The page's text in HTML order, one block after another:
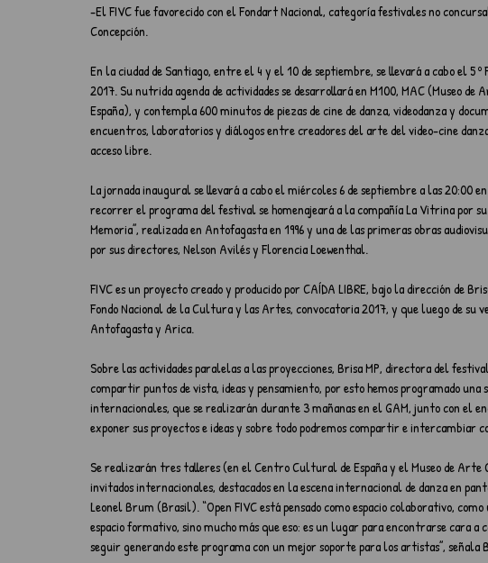
-El FIVC fue favorecido con el Fondart Nacional, categoría festivales no
Concepción.
En la ciudad de Santiago, entre el 4 y el 10 de septiembre, se llevará a cabo el 5
2017. Su nutrida agenda de actividades se desarrollará en M100, MAC (Museo
España), y contempla 600 minutos de piezas de cine de danza, videodanza y
encuentros, laboratorios y diálogos entre creadores del arte del video-cine
acceso libre.
La jornada inaugural se llevará a cabo el miércoles 6 de septiembre a las 20:00
recorrer el programa del festival se homenajeará a la compañía La Vitrina por su
Memoria”, realizada en Antofagasta en 1996 y una de las primeras obras
por sus directores, Nelson Avilés y Florencia Loewenthal.
FIVC es un proyecto creado y producido por CAÍDA LIBRE, bajo la dirección de
Fondo Nacional de la Cultura y las Artes, convocatoria 2017, y que luego de su
Antofagasta y Arica.
Sobre las actividades paralelas a las proyecciones, Brisa MP, directora del
compartir puntos de vista, ideas y pensamiento, por esto hemos programado
internacionales, que se realizarán durante 3 mañanas en el GAM, junto con el
exponer sus proyectos e ideas y sobre todo podremos compartir e intercambiar
Se realizarán tres talleres (en el Centro Cultural de España y el Museo de Arte
invitados internacionales, destacados en la escena internacional de danza en
Leonel Brum (Brasil). “Open FIVC está pensado como espacio colaborativo,
espacio formativo, sino mucho más que eso: es un lugar para encontrarse cara
seguir generando este programa con un mejor soporte para los artistas”, señala